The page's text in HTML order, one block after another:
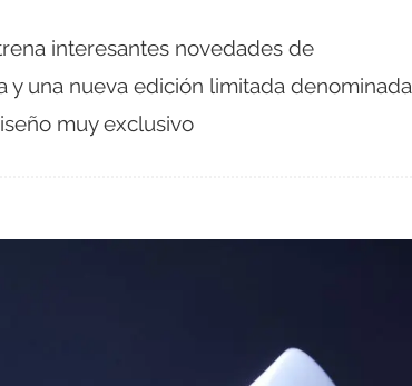
interesantes novedades de
y una nueva edición limitada denominada
muy exclusivo